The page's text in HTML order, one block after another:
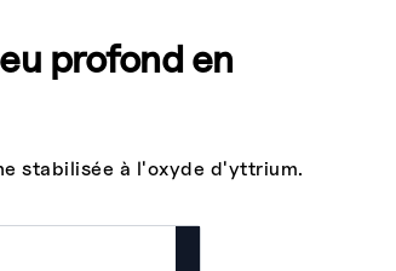
profond en
stabilisée à l'oxyde d'yttrium.